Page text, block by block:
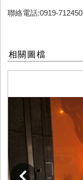
聯絡電話:0919-712450
相關圖檔